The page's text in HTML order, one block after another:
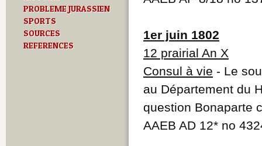
PROBLEME JURASSIEN
SPORTS
SOURCES
REFERENCES
1er juin 1802
12 prairial An X
Consul à vie - Le
au Département du
question Bonaparte
AAEB AD 12* no